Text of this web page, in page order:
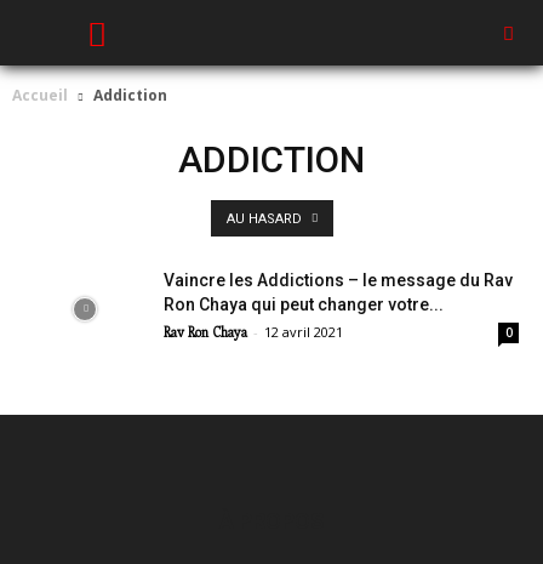
Accueil Addiction
ADDICTION
AU HASARD
Vaincre les Addictions – le message du Rav
Ron Chaya qui peut changer votre...
Rav Ron Chaya - 12 avril 2021 0